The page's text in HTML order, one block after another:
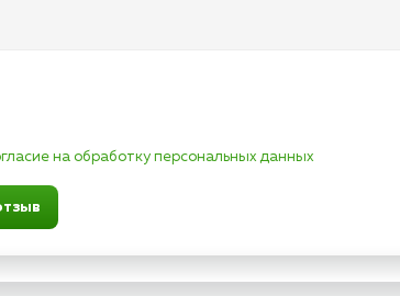
на обработку персональных данных